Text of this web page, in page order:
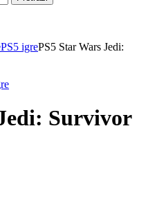
PS5 igrePS5 Star Wars Jedi:
Survivor